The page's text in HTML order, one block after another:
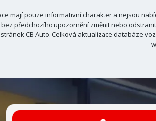
mají pouze informativní charakter a nejsou
předchozího upozornění změnit nebo
CB Auto. Celková aktualizace databáze